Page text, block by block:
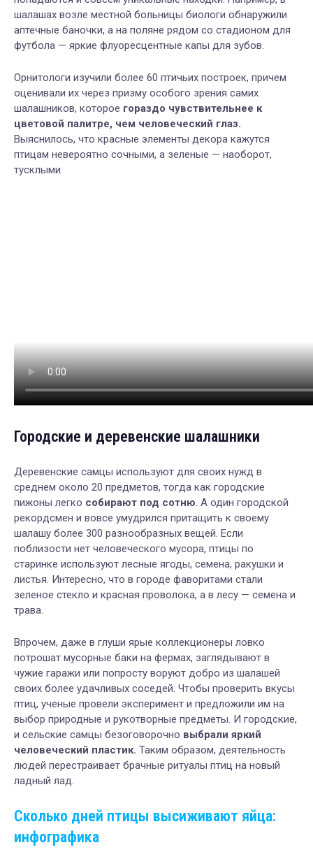
шалашах возле местной больницы биологи обнаружили
аптечные баночки, а на поляне рядом со стадионом для
футбола — яркие флуоресцентные капы для зубов.
Орнитологи изучили более 60 птичьих построек, причем
оценивали их через призму особого зрения самих
шалашников, которое гораздо чувствительнее к
цветовой палитре, чем человеческий глаз.
Выяснилось, что красные элементы декора кажутся
птицам невероятно сочными, а зеленые — наоборот,
тусклыми.
Городские и деревенские шалашники
Деревенские самцы используют для своих нужд в
среднем около 20 предметов, тогда как городские
пижоны легко собирают под сотню. А один городской
рекордсмен и вовсе умудрился притащить к своему
шалашу более 300 разнообразных вещей. Если
поблизости нет человеческого мусора, птицы по
старинке используют лесные ягоды, семена, ракушки и
листья. Интересно, что в городе фаворитами стали
зеленое стекло и красная проволока, а в лесу — семена и
трава.
Впрочем, даже в глуши ярые коллекционеры ловко
потрошат мусорные баки на фермах, заглядывают в
чужие гаражи или попросту воруют добро из шалашей
своих более удачливых соседей. Чтобы проверить вкусы
птиц, ученые провели эксперимент и предложили им на
выбор природные и рукотворные предметы. И городские,
и сельские самцы безоговорочно выбрали яркий
человеческий пластик. Таким образом, деятельность
людей перестраивает брачные ритуалы птиц на новый
ладный лад.
Сколько дней птицы высиживают яйца:
инфографика